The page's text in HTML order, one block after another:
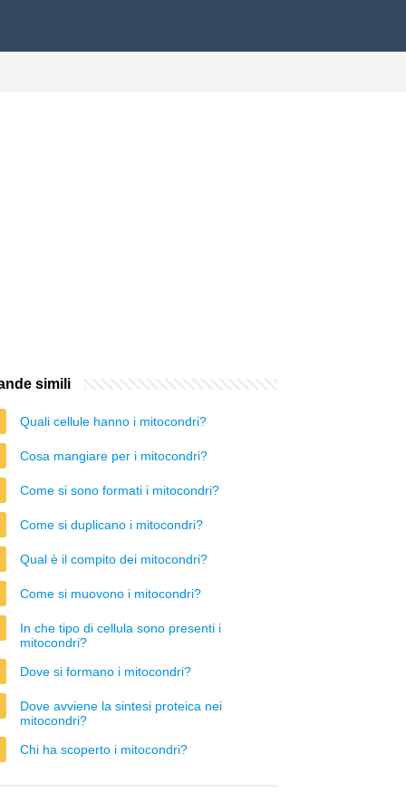
simili
Quali cellule hanno i mitocondri?
Cosa mangiare per i mitocondri?
Come si sono formati i mitocondri?
Come si duplicano i mitocondri?
Qual è il compito dei mitocondri?
Come si muovono i mitocondri?
In che tipo di cellula sono presenti i
mitocondri?
Dove si formano i mitocondri?
Dove avviene la sintesi proteica nei
mitocondri?
Chi ha scoperto i mitocondri?